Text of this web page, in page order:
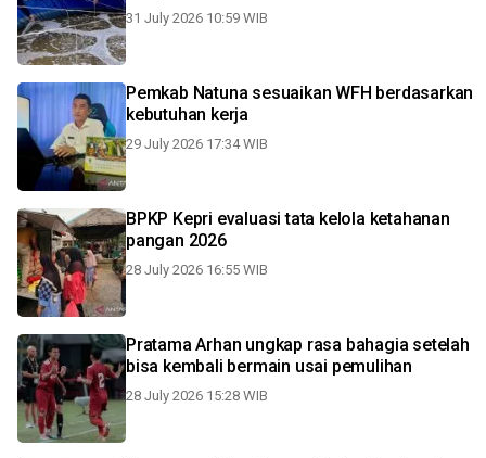
31 July 2026 10:59 WIB
Pemkab Natuna sesuaikan WFH berdasarkan
kebutuhan kerja
29 July 2026 17:34 WIB
BPKP Kepri evaluasi tata kelola ketahanan
pangan 2026
28 July 2026 16:55 WIB
Pratama Arhan ungkap rasa bahagia setelah
bisa kembali bermain usai pemulihan
28 July 2026 15:28 WIB